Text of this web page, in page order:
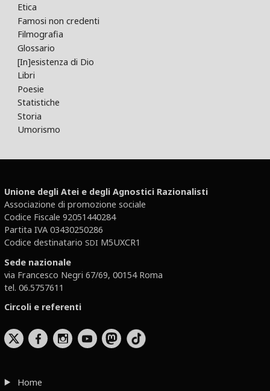
Etica
Famosi non credenti
Filmografia
Glossario
[In]esistenza di Dio
Libri
Poesie
Statistiche
Storia
Umorismo
Unione degli Atei e degli Agnostici Razionalisti
Associazione di promozione sociale
Codice Fiscale 92051440284
Partita IVA 03430250286
Codice destinatario SDI M5UXCR1
Sede nazionale
via Francesco Negri 67/69, 00154 Roma
tel. 06.5757611
Circoli e referenti
b x r
Home